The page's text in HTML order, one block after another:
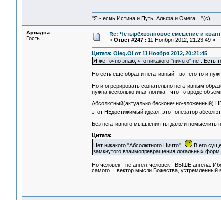
"Я - есмь Истина и Путь, Альфа и Омега ..."(с)
Ариадна
Гость
Re: Четырёхволновое смешение и
« Ответ #247 : 11 Ноября 2012, 21:23:49 »
Цитата: Oleg.Ol от 11 Ноября 2012, 20:21:45
Я же точно знаю, что никакого "ничего" нет. Есть
Но есть еще образ и негативный - вот его то и
Но и опрерировать сознательно негативным
нужна несколько иная логика - что-то вроде
Абсолютный(актуально бесконечно-вложенный)
этот НЕдостижимый идеал, этот оператор
Без негативного мышления ты даже и
Цитата:
Нет никакого "Абсолютного Ничто".
В его
замкнутого взаимопревращения локальных форм.
Но человек - не ангел, человек - ВЫШЕ ангела.
самого ... вектор мысли Божества, устремленный